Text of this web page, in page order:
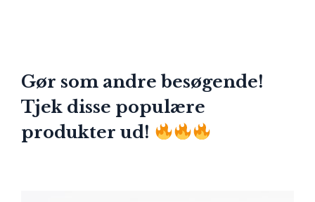
Gør som andre besøgende!
Tjek disse populære
produkter ud!